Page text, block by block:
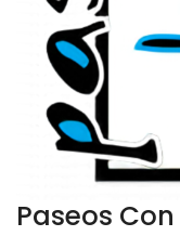
Paseos